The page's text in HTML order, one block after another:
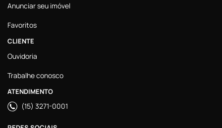
Anunciar seu imóvel
Favoritos
CLIENTE
Ouvidoria
Trabalhe conosco
ATENDIMENTO
(15) 3271-0001